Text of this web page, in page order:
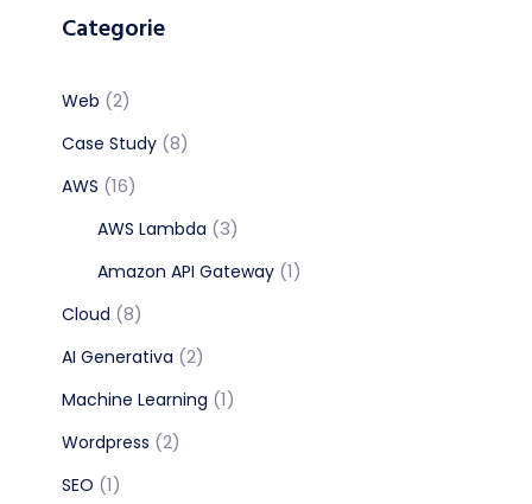
Categorie
Web (2)
Case Study (8)
AWS (16)
AWS Lambda (3)
Amazon API Gateway (1)
Cloud (8)
AI Generativa (2)
Machine Learning (1)
Wordpress (2)
SEO (1)